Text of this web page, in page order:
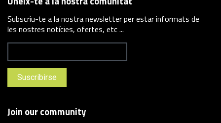
Subscriu-te a la nostra newsletter per estar informats de
les nostres notícies, ofertes, etc ...
Join our community